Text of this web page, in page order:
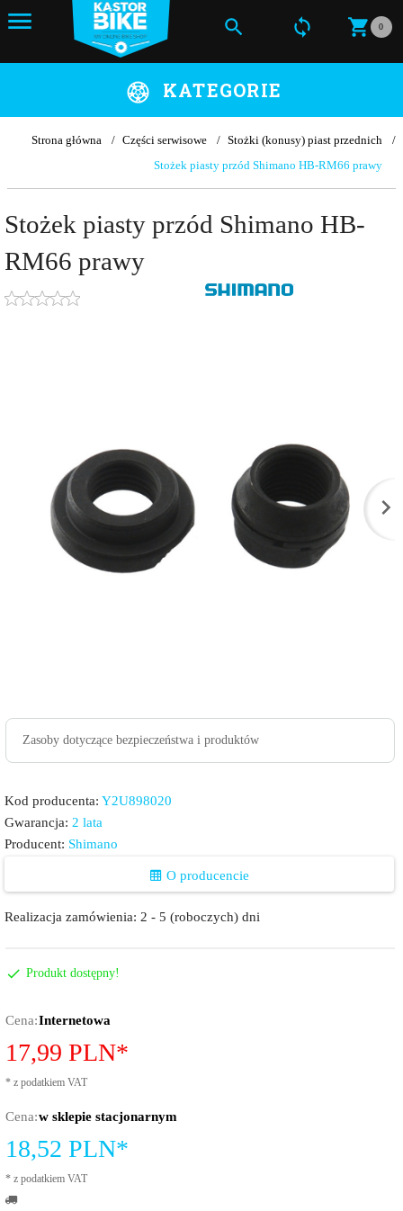
0
KATEGORIE
Strona główna Części serwisowe
Stożki (konusy) piast przednich
Stożek piasty przód Shimano HB-RM66 prawy
Stożek piasty przód Shimano HB-
RM66 prawy
Zasoby dotyczące bezpieczeństwa i produktów
Kod producenta: Y2U898020
Gwarancja: 2 lata
Producent: Shimano
O producencie
Realizacja zamówienia: 2 - 5 (roboczych) dni
Produkt dostępny!
Cena:Internetowa
17,99 PLN*
* z podatkiem VAT
Cena:w sklepie stacjonarnym
18,52 PLN*
* z podatkiem VAT